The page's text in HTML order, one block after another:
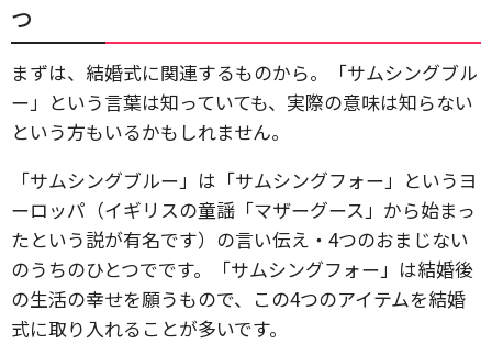
つ
まずは、結婚式に関連するものから。「サムシングブル
ー」という言葉は知っていても、実際の意味は知らない
という方もいるかもしれません。
「サムシングブルー」は「サムシングフォー」というヨ
ーロッパ（イギリスの童謡「マザーグース」から始まっ
たという説が有名です）の言い伝え・4つのおまじない
のうちのひとつでです。「サムシングフォー」は結婚後
の生活の幸せを願うもので、この4つのアイテムを結婚
式に取り入れることが多いです。